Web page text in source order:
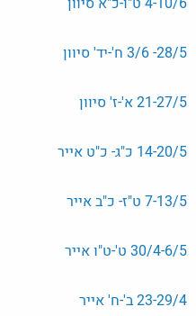
28/5- 3/6 ח'-יד' סיוון
21-27/5 א'-ז' סיוון
14-20/5 כ"ג- כ"ט אייר
7-13/5 ט"ז- כ"ב אייר
30/4-6/5 ט'-ט"ו אייר
23-29/4 ב'-ח' אייר